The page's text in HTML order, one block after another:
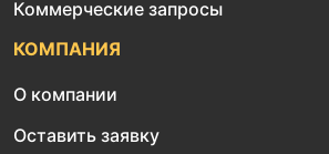
Коммерческие запросы
КОМПАНИЯ
О компании
Оставить заявку